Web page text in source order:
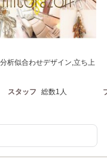
析似合わせデザイン,立ち上
スタッフ 総数1人